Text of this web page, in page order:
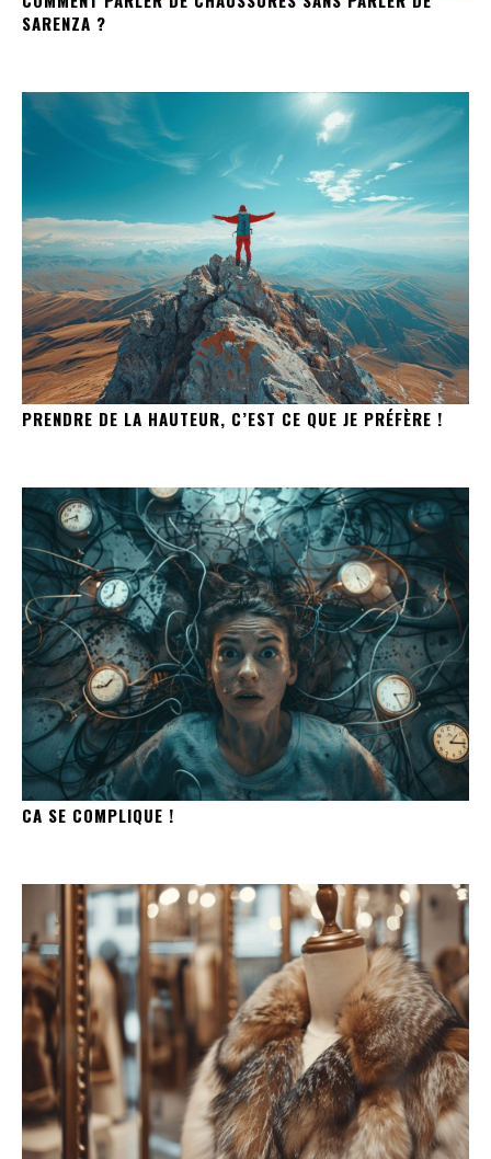
SARENZA ?
PRENDRE DE LA HAUTEUR, C’EST CE QUE JE PRÉFÈRE !
CA SE COMPLIQUE !